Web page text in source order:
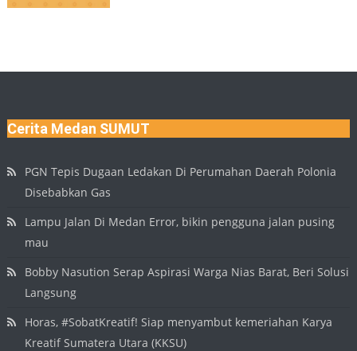
Cerita Medan SUMUT
PGN Tepis Dugaan Ledakan Di Perumahan Daerah Polonia
Disebabkan Gas
Lampu Jalan Di Medan Error, bikin pengguna jalan pusing
mau
Bobby Nasution Serap Aspirasi Warga Nias Barat, Beri Solusi
Langsung
Horas, #SobatKreatif! Siap menyambut kemeriahan Karya
Kreatif Sumatera Utara (KKSU)